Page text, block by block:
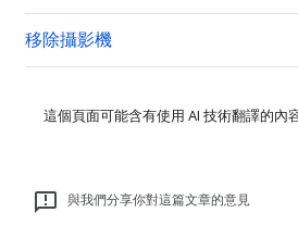
移除攝影機
這個頁面可能含有使用 AI 技術翻譯的內
與我們分享你對這篇文章的意見